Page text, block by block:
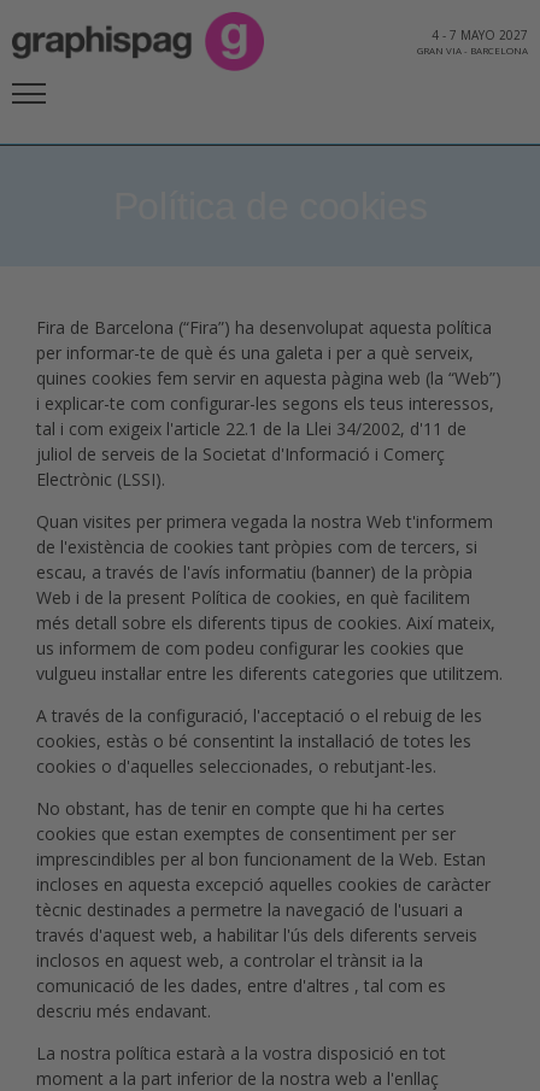
4 - 7 MAYO 2027
GRAN VIA- BARCELONA
Fira de Barcelona (“Fira”) ha desenvolupat aquesta política
per informar-te de què és una galeta i per a què serveix,
quines cookies fem servir en aquesta pàgina web (la “Web”)
i explicar-te com configurar-les segons els teus interessos,
tal i com exigeix ​​l'article 22.1 de la Llei 34/2002, d'11 de
juliol de serveis de la Societat d'Informació i Comerç
Electrònic (LSSI).
Quan visites per primera vegada la nostra Web t'informem
de l'existència de cookies tant pròpies com de tercers, si
escau, a través de l'avís informatiu (banner) de la pròpia
Web i de la present Política de cookies, en què facilitem
més detall sobre els diferents tipus de cookies. Així mateix,
us informem de com podeu configurar les cookies que
vulgueu instal·lar entre les diferents categories que utilitzem.
A través de la configuració, l'acceptació o el rebuig de les
cookies, estàs o bé consentint la instal·lació de totes les
cookies o d'aquelles seleccionades, o rebutjant-les.
No obstant, has de tenir en compte que hi ha certes
cookies que estan exemptes de consentiment per ser
imprescindibles per al bon funcionament de la Web. Estan
incloses en aquesta excepció aquelles cookies de caràcter
tècnic destinades a permetre la navegació de l'usuari a
través d'aquest web, a habilitar l'ús dels diferents serveis
inclosos en aquest web, a controlar el trànsit ia la
comunicació de les dades, entre d'altres , tal com es
descriu més endavant.
La nostra política estarà a la vostra disposició en tot
moment a la part inferior de la nostra web a l'enllaç